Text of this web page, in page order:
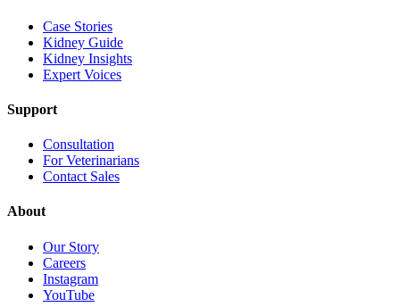
Case Stories
Kidney Guide
Kidney Insights
Expert Voices
Support
Consultation
For Veterinarians
Contact Sales
About
Our Story
Careers
Instagram
YouTube